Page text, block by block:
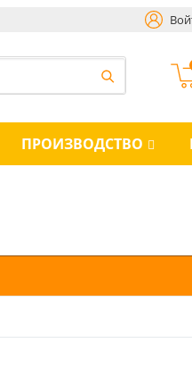
ПРОИЗВОДСТВО